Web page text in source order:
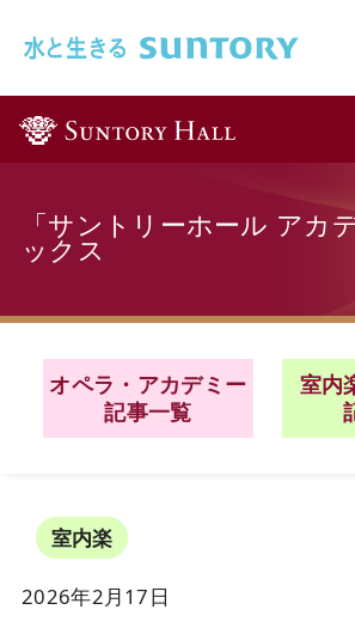
「サントリーホール アカ
ックス
オペラ・アカデミー
記事一覧
室内
室内楽
2026年2月17日